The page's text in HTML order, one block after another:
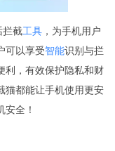
拦截工具 ，为手机用户
可以享受智能识别与拦
利，有效保护隐私和财
猫都能让手机使用更安
全！